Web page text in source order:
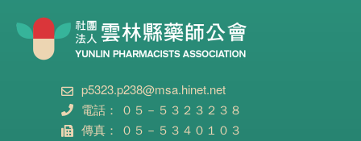
p5323.p238@msa.hinet.net
電話： ０５－５３２３２３８
傳真： ０５－５３４０１０３